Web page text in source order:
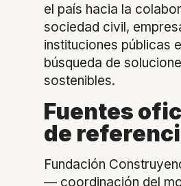
el país hacia la
sociedad civil,
instituciones públicas
búsqueda de
sostenibles.
Fuentes
de
Fundación
— coordinación del